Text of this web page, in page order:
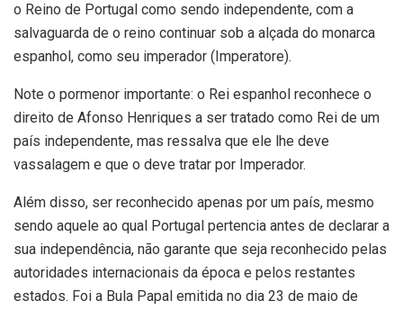
o Reino de Portugal como sendo independente, com a
salvaguarda de o reino continuar sob a alçada do monarca
espanhol, como seu imperador (Imperatore).
Note o pormenor importante: o Rei espanhol reconhece o
direito de Afonso Henriques a ser tratado como Rei de um
país independente, mas ressalva que ele lhe deve
vassalagem e que o deve tratar por Imperador.
Além disso, ser reconhecido apenas por um país, mesmo
sendo aquele ao qual Portugal pertencia antes de declarar a
sua independência, não garante que seja reconhecido pelas
autoridades internacionais da época e pelos restantes
estados. Foi a Bula Papal emitida no dia 23 de maio de